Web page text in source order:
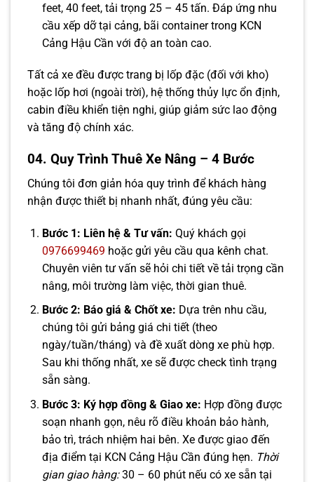
feet, 40 feet, tải trọng 25 – 45 tấn. Đáp ứng nhu
cầu xếp dỡ tại cảng, bãi container trong KCN
Cảng Hậu Cần với độ an toàn cao.
Tất cả xe đều được trang bị lốp đặc (đối với kho)
hoặc lốp hơi (ngoài trời), hệ thống thủy lực ổn định,
cabin điều khiển tiện nghi, giúp giảm sức lao động
và tăng độ chính xác.
04. Quy Trình Thuê Xe Nâng – 4 Bước
Chúng tôi đơn giản hóa quy trình để khách hàng
nhận được thiết bị nhanh nhất, đúng yêu cầu:
Bước 1: Liên hệ & Tư vấn: Quý khách gọi
0976699469 hoặc gửi yêu cầu qua kênh chat.
Chuyên viên tư vấn sẽ hỏi chi tiết về tải trọng cần
nâng, môi trường làm việc, thời gian thuê.
Bước 2: Báo giá & Chốt xe: Dựa trên nhu cầu,
chúng tôi gửi bảng giá chi tiết (theo
ngày/tuần/tháng) và đề xuất dòng xe phù hợp.
Sau khi thống nhất, xe sẽ được check tình trạng
sẵn sàng.
Bước 3: Ký hợp đồng & Giao xe: Hợp đồng được
soạn nhanh gọn, nêu rõ điều khoản bảo hành,
bảo trì, trách nhiệm hai bên. Xe được giao đến
địa điểm tại KCN Cảng Hậu Cần đúng hẹn. Thời
gian giao hàng:30 – 60 phút nếu có xe sẵn tại